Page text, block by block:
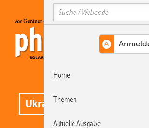
Hauptinhalt
Hauptmenü
SiteSearch
Search
Home
Themen
Aktuelle Ausgabe